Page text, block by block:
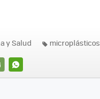
WHATSAPP
y Salud microplásticos